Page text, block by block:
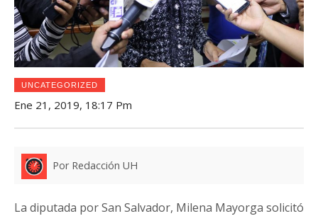
UNCATEGORIZED
Ene 21, 2019, 18:17 Pm
Por Redacción UH
La diputada por San Salvador, Milena Mayorga solicitó